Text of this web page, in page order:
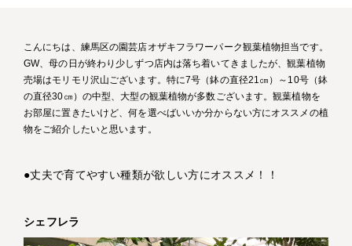
こんにちは、練馬区の園芸店オザキフラワーパーク観葉植物担当です。
GW、母の日が終わり少しずつ店内は落ち着いてきましたが、観葉植物
売場はモリモリ沢山ございます。特に7号（鉢の直径21㎝）～10号（鉢
の直径30㎝）の中型、大型の観葉植物が多数ございます。観葉植物を
お部屋に置きたいけど、何を選べばいいか分からない方にオススメの植
物をご紹介したいと思います。
●丈夫で育てやすい種類が欲しい方にオススメ！！
シェフレラ